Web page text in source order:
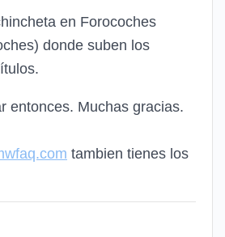
en Forocoches
donde suben los
entonces. Muchas gracias.
tambien tienes los